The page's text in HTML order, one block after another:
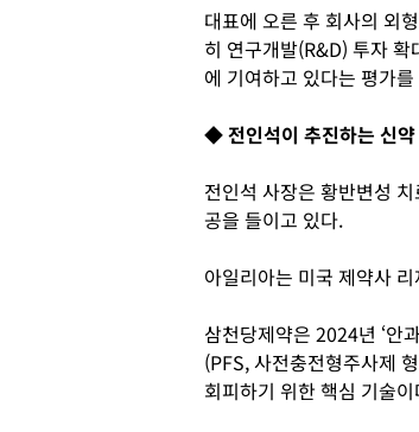
대표에 오른 후 회사의 외
히 연구개발(R&D) 투자
에 기여하고 있다는 평가
◆ 전인석이 추진하는 신
전인석 사장은 황반변성
공을 들이고 있다.
아일리아는 미국 제약사
삼천당제약은 2024년 ‘안
(PFS, 사전충전형주사제
회피하기 위한 핵심 기술